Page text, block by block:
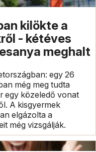
kilökte a
- kétéves
meghalt
egy 26
még meg tudta
egy közeledő vonat
A kisgyermek
elgázolta a
még vizsgálják.